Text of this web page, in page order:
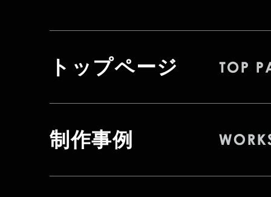
トップページ
制作事例